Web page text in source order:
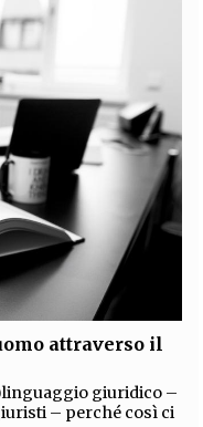
attraverso il
giuridico –
– perché così ci